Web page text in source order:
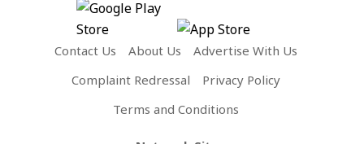
Contact Us About Us
Advertise With Us
Complaint Redressal
Privacy Policy
Terms and Conditions